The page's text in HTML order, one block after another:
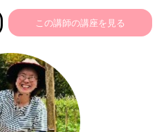
けいたします
この講師の講座を見る